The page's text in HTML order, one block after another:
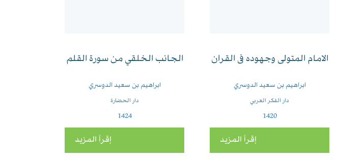
الامام المتولى وجهوده فى القران
ابراهيم بن سعيد الدوسري
دار الفكر العربي
1420
إقرأ المزيد
الجانب الخلقي من سورة القلم
ابراهيم بن سعيد الدوسري
دار الحضارة
1424
إقرأ المزيد